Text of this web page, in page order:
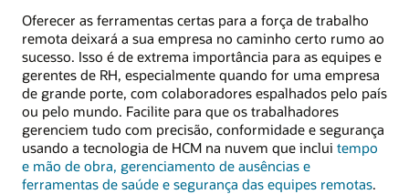
Oferecer as ferramentas certas para a força de trabalho
remota deixará a sua empresa no caminho certo rumo ao
sucesso. Isso é de extrema importância para as equipes e
gerentes de RH, especialmente quando for uma empresa
de grande porte, com colaboradores espalhados pelo país
ou pelo mundo. Facilite para que os trabalhadores
gerenciem tudo com precisão, conformidade e segurança
usando a tecnologia de HCM na nuvem que inclui tempo
e mão de obra, gerenciamento de ausências e
ferramentas de saúde e segurança das equipes remotas.